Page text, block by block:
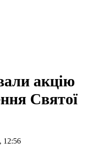
акцію
Святої
12:56